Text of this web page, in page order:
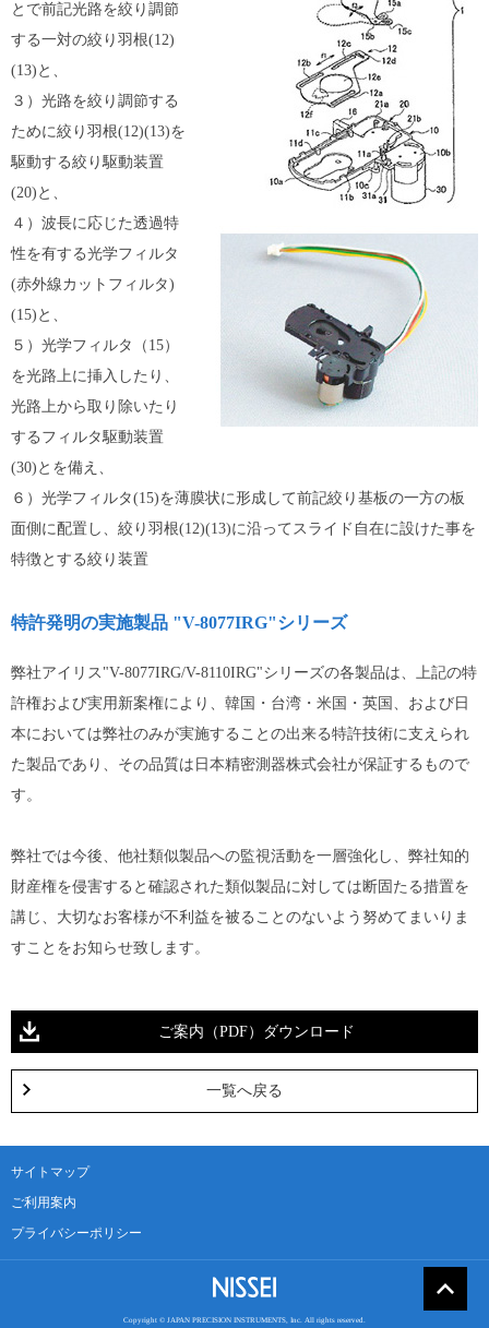
とで前記光路を絞り調節
する一対の絞り羽根(12)
(13)と、
３）光路を絞り調節する
ために絞り羽根(12)(13)を
駆動する絞り駆動装置
(20)と、
４）波長に応じた透過特
性を有する光学フィルタ
(赤外線カットフィルタ)
(15)と、
５）光学フィルタ（15）
を光路上に挿入したり、
光路上から取り除いたり
するフィルタ駆動装置
(30)とを備え、
６）光学フィルタ(15)を薄膜状に形成して前記絞り基板の一方の板
面側に配置し、絞り羽根(12)(13)に沿ってスライド自在に設けた事を
特徴とする絞り装置
特許発明の実施製品 "V-8077IRG"シリーズ
弊社アイリス"V-8077IRG/V-8110IRG"シリーズの各製品は、上記の特
許権および実用新案権により、韓国・台湾・米国・英国、および日
本においては弊社のみが実施することの出来る特許技術に支えられ
た製品であり、その品質は日本精密測器株式会社が保証するもので
す。
弊社では今後、他社類似製品への監視活動を一層強化し、弊社知的
財産権を侵害すると確認された類似製品に対しては断固たる措置を
講じ、大切なお客様が不利益を被ることのないよう努めてまいりま
すことをお知らせ致します。
ご案内（PDF）ダウンロード
一覧へ戻る
サイトマップ
ご利用案内
プライバシーポリシー
Copyright © JAPAN PRECISION INSTRUMENTS, Inc. All rights reserved.